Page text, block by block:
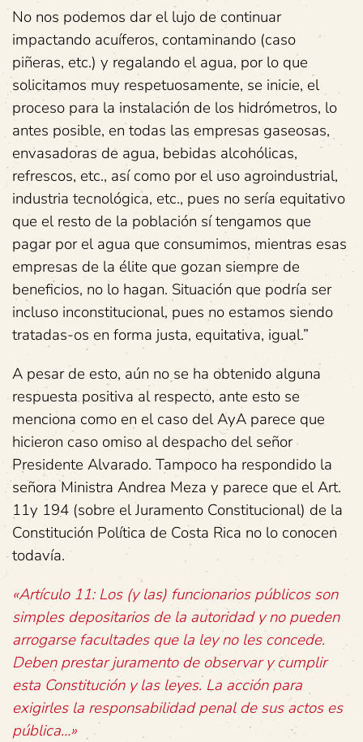
No nos podemos dar el lujo de continuar
impactando acuíferos, contaminando (caso
piñeras, etc.) y regalando el agua, por lo que
solicitamos muy respetuosamente, se inicie, el
proceso para la instalación de los hidrómetros, lo
antes posible, en todas las empresas gaseosas,
envasadoras de agua, bebidas alcohólicas,
refrescos, etc., así como por el uso agroindustrial,
industria tecnológica, etc., pues no sería equitativo
que el resto de la población sí tengamos que
pagar por el agua que consumimos, mientras esas
empresas de la élite que gozan siempre de
beneficios, no lo hagan. Situación que podría ser
incluso inconstitucional, pues no estamos siendo
tratadas-os en forma justa, equitativa, igual.”
A pesar de esto, aún no se ha obtenido alguna
respuesta positiva al respecto, ante esto se
menciona como en el caso del AyA parece que
hicieron caso omiso al despacho del señor
Presidente Alvarado. Tampoco ha respondido la
señora Ministra Andrea Meza y parece que el Art.
11y 194 (sobre el Juramento Constitucional) de la
Constitución Política de Costa Rica no lo conocen
todavía.
«Artículo 11: Los (y las) funcionarios públicos son
simples depositarios de la autoridad y no pueden
arrogarse facultades que la ley no les concede.
Deben prestar juramento de observar y cumplir
esta Constitución y las leyes. La acción para
exigirles la responsabilidad penal de sus actos es
pública…»